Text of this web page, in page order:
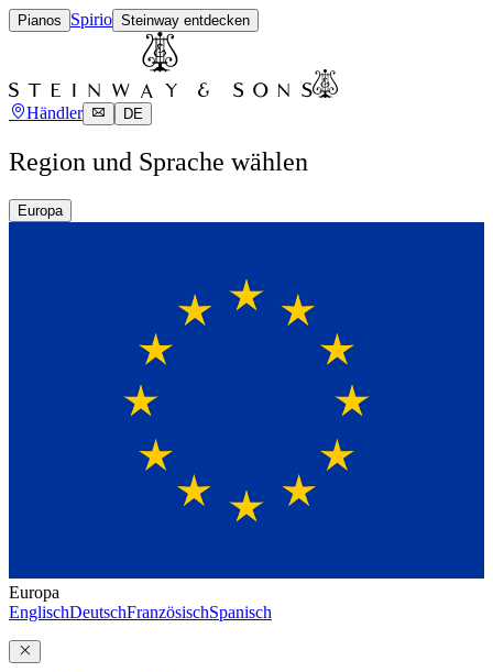
Pianos Spirio Steinway entdecken
Händler DE
Region und Sprache wählen
Europa
Europa
EnglischDeutschFranzösischSpanisch